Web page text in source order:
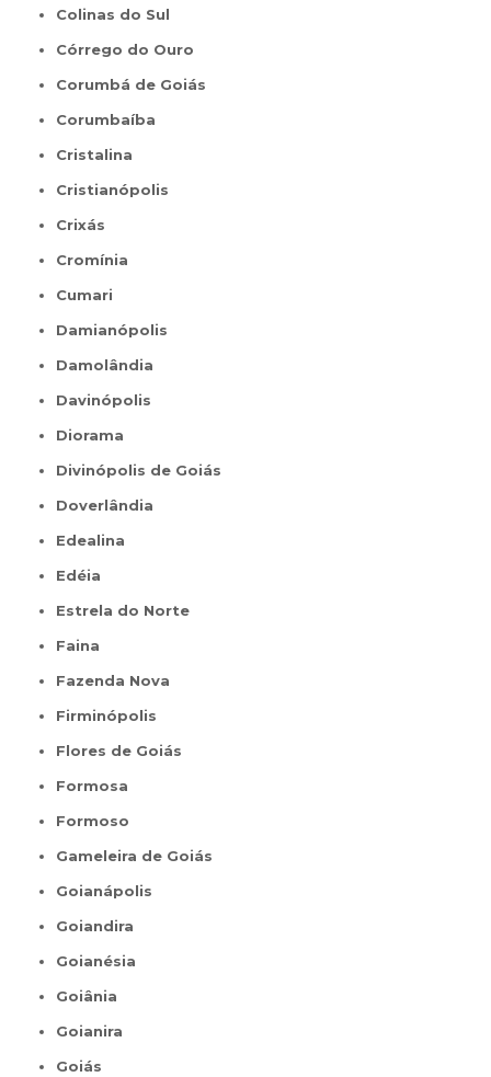
Colinas do Sul
Córrego do Ouro
Corumbá de Goiás
Corumbaíba
Cristalina
Cristianópolis
Crixás
Cromínia
Cumari
Damianópolis
Damolândia
Davinópolis
Diorama
Divinópolis de Goiás
Doverlândia
Edealina
Edéia
Estrela do Norte
Faina
Fazenda Nova
Firminópolis
Flores de Goiás
Formosa
Formoso
Gameleira de Goiás
Goianápolis
Goiandira
Goianésia
Goiânia
Goianira
Goiás